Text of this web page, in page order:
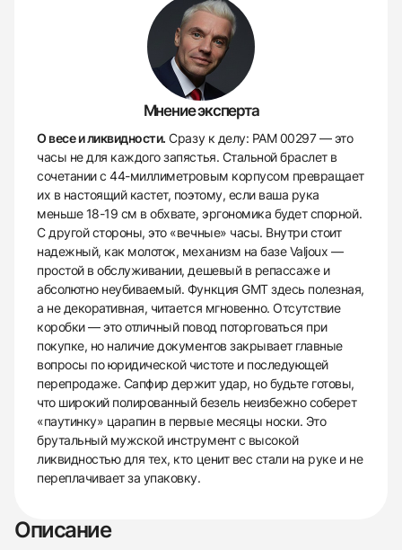
Мнение эксперта
О весе и ликвидности. Сразу к делу: PAM 00297 — это
часы не для каждого запястья. Стальной браслет в
сочетании с 44-миллиметровым корпусом превращает
их в настоящий кастет, поэтому, если ваша рука
меньше 18-19 см в обхвате, эргономика будет спорной.
С другой стороны, это «вечные» часы. Внутри стоит
надежный, как молоток, механизм на базе Valjoux —
простой в обслуживании, дешевый в репассаже и
абсолютно неубиваемый. Функция GMT здесь полезная,
а не декоративная, читается мгновенно. Отсутствие
коробки — это отличный повод поторговаться при
покупке, но наличие документов закрывает главные
вопросы по юридической чистоте и последующей
перепродаже. Сапфир держит удар, но будьте готовы,
что широкий полированный безель неизбежно соберет
«паутинку» царапин в первые месяцы носки. Это
брутальный мужской инструмент с высокой
ликвидностью для тех, кто ценит вес стали на руке и не
переплачивает за упаковку.
Описание